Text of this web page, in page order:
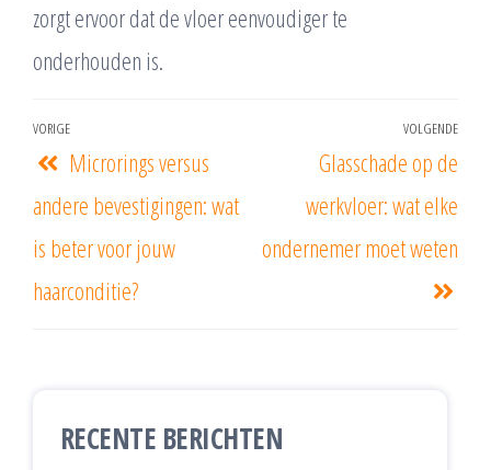
zorgt ervoor dat de vloer eenvoudiger te
onderhouden is.
VORIGE
Microrings versus
andere bevestigingen: wat
is beter voor jouw
haarconditie?
VOLGENDE
Glasschade op de
werkvloer: wat elke
ondernemer moet weten
RECENTE BERICHTEN